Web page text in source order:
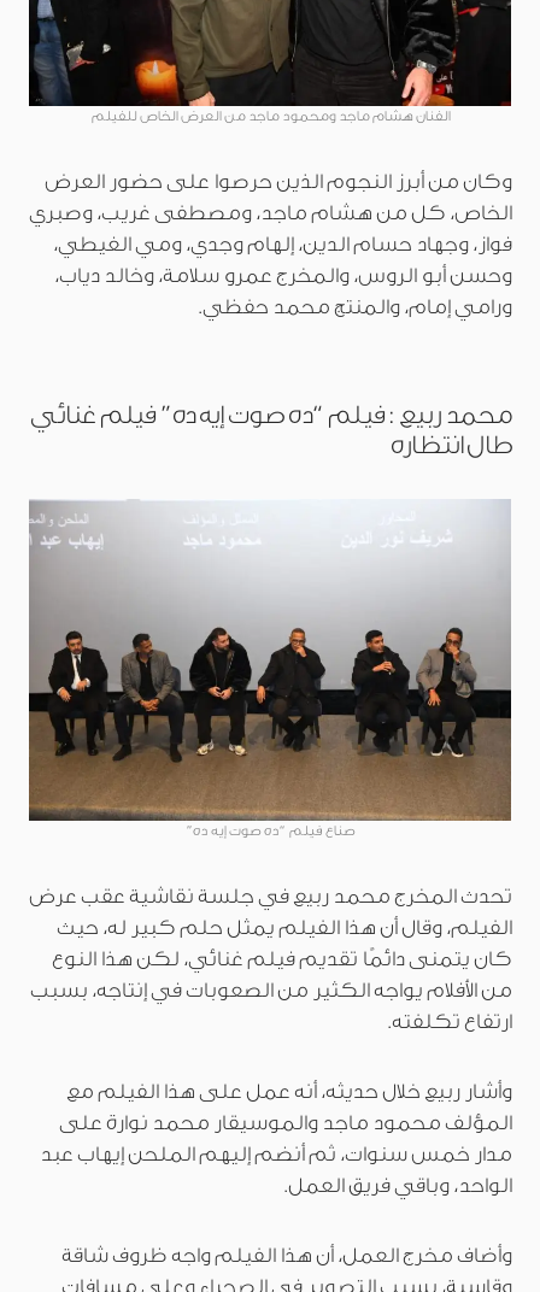
الفنان هشام ماجد ومحمود ماجد من العرض الخاص للفيلم
وكان من أبرز النجوم الذين حرصوا على حضور العرض
الخاص، كل من هشام ماجد، ومصطفى غريب، وصبري
فواز، وجهاد حسام الدين، إلهام وجدي، ومي الغيطي،
وحسن أبو الروس، والمخرج عمرو سلامة، وخالد دياب،
ورامي إمام، والمنتج محمد حفظي.
محمد ربيع : فيلم “ده صوت إيه ده” فيلم غنائي
طال انتظاره
صناع فيلم “ده صوت إيه ده”
تحدث المخرج محمد ربيع في جلسة نقاشية عقب عرض
الفيلم، وقال أن هذا الفيلم يمثل حلم كبير له، حيث
كان يتمنى دائمًا تقديم فيلم غنائي، لكن هذا النوع
من الأفلام يواجه الكثير من الصعوبات في إنتاجه، بسبب
ارتفاع تكلفته.
وأشار ربيع خلال حديثه، أنه عمل على هذا الفيلم مع
المؤلف محمود ماجد والموسيقار محمد نوارة على
مدار خمس سنوات، ثم أنضم إليهم الملحن إيهاب عبد
الواحد، وباقي فريق العمل.
وأضاف مخرج العمل، أن هذا الفيلم واجه ظروف شاقة
وقاسية، بسبب التصوير في الصحراء وعلى مسافات